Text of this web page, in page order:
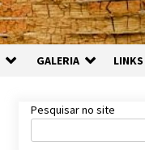
GALERIA
Pesquisar no site